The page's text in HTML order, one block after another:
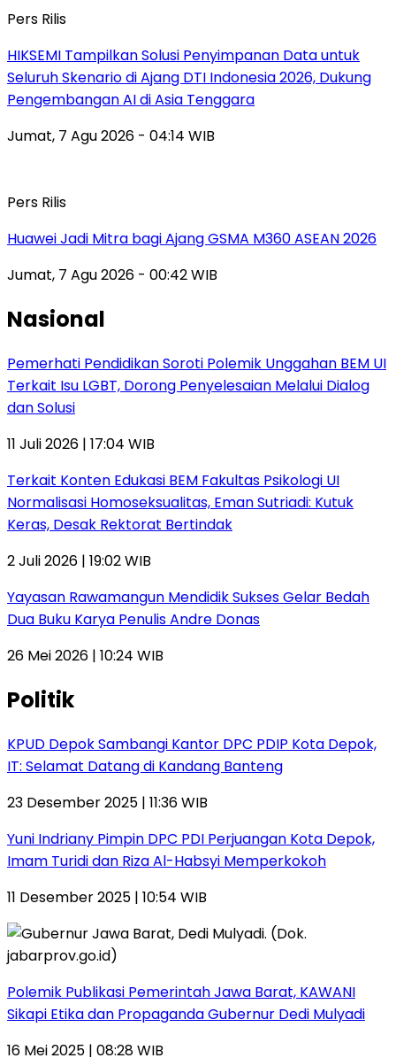
Pers Rilis
HIKSEMI Tampilkan Solusi Penyimpanan Data untuk
Seluruh Skenario di Ajang DTI Indonesia 2026, Dukung
Pengembangan AI di Asia Tenggara
Jumat, 7 Agu 2026 - 04:14 WIB
Pers Rilis
Huawei Jadi Mitra bagi Ajang GSMA M360 ASEAN 2026
Jumat, 7 Agu 2026 - 00:42 WIB
Nasional
Pemerhati Pendidikan Soroti Polemik Unggahan BEM UI
Terkait Isu LGBT, Dorong Penyelesaian Melalui Dialog
dan Solusi
11 Juli 2026 | 17:04 WIB
Terkait Konten Edukasi BEM Fakultas Psikologi UI
Normalisasi Homoseksualitas, Eman Sutriadi: Kutuk
Keras, Desak Rektorat Bertindak
2 Juli 2026 | 19:02 WIB
Yayasan Rawamangun Mendidik Sukses Gelar Bedah
Dua Buku Karya Penulis Andre Donas
26 Mei 2026 | 10:24 WIB
Politik
KPUD Depok Sambangi Kantor DPC PDIP Kota Depok,
IT: Selamat Datang di Kandang Banteng
23 Desember 2025 | 11:36 WIB
Yuni Indriany Pimpin DPC PDI Perjuangan Kota Depok,
Imam Turidi dan Riza Al-Habsyi Memperkokoh
11 Desember 2025 | 10:54 WIB
Polemik Publikasi Pemerintah Jawa Barat, KAWANI
Sikapi Etika dan Propaganda Gubernur Dedi Mulyadi
16 Mei 2025 | 08:28 WIB